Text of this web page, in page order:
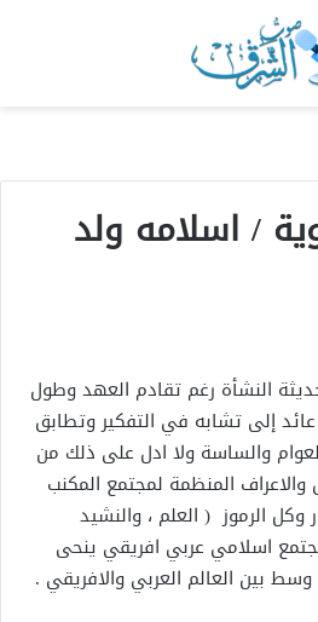
/ اسلامه ولد
حديثة النشأة رغم تقادم العهد وطول
إلى تشابه في التفكير وتطابق
والساسة ولا ادل على ذلك من
والاعراف المنظمة لمجتمع المكنب
الرموز ( العلم ، والنشيد
اسلامي عربي افريقي ينحى
بين العالم العربي والافريقي .